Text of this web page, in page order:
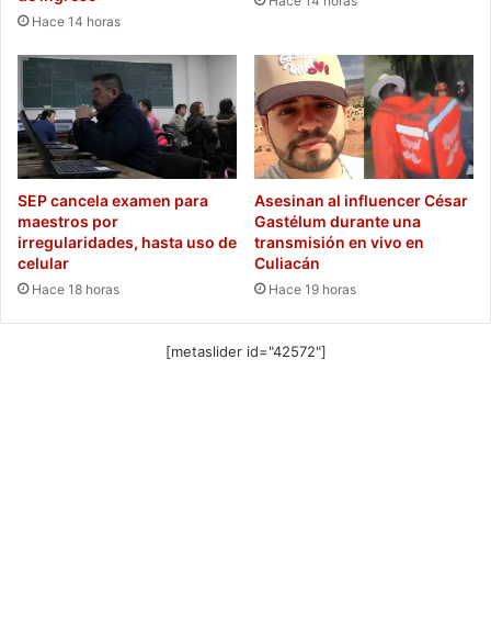
Hace 14 horas
SEP cancela examen para
maestros por
irregularidades, hasta uso de
celular
Hace 18 horas
Asesinan al influencer César
Gastélum durante una
transmisión en vivo en
Culiacán
Hace 19 horas
[metaslider id="42572"]